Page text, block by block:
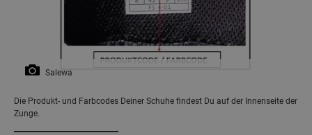
Salewa
Die Produkt- und Farbcodes Deiner Schuhe findest Du auf der Innenseite der
Zunge.